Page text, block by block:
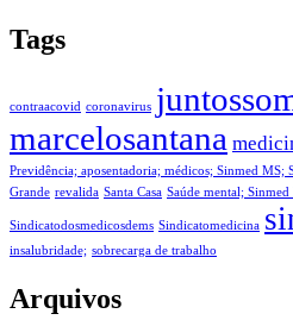
Tags
contraacovid coronavirus
marcelosantana
Previdência; aposentadoria; médicos; Sinmed MS;
Grande revalida Santa Casa Saúde mental; Sinmed
Sindicatodosmedicosdems Sindicatomedicina
insalubridade; sobrecarga de trabalho
Arquivos